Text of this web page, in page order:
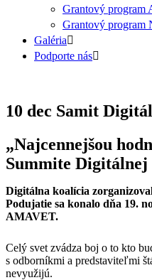
Grantový program
Grantový program
Galéria
Podporte nás
10 dec Samit
„Najcennejšou
Summite Digitálnej
Digitálna koalícia
Podujatie sa konalo dňa 19.
AMAVET.
Celý svet zvádza boj o to kto
s odborníkmi a predstaviteľmi
nevyužijú.